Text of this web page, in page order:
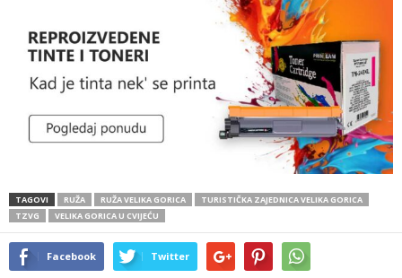
TAGOVI RUŽA RUŽA VELIKA GORICA
TURISTIČKA ZAJEDNICA VELIKA GORICA
TZVG
VELIKA GORICA U CVIJEĆU
Facebook Twitter